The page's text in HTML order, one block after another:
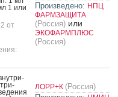
1 или
от
Произведено: НПЦ
ФАРМЗАЩИТА
(Россия) или
ЭКОФАРМПЛЮС
(Россия)
ЛОРР+К (Россия)